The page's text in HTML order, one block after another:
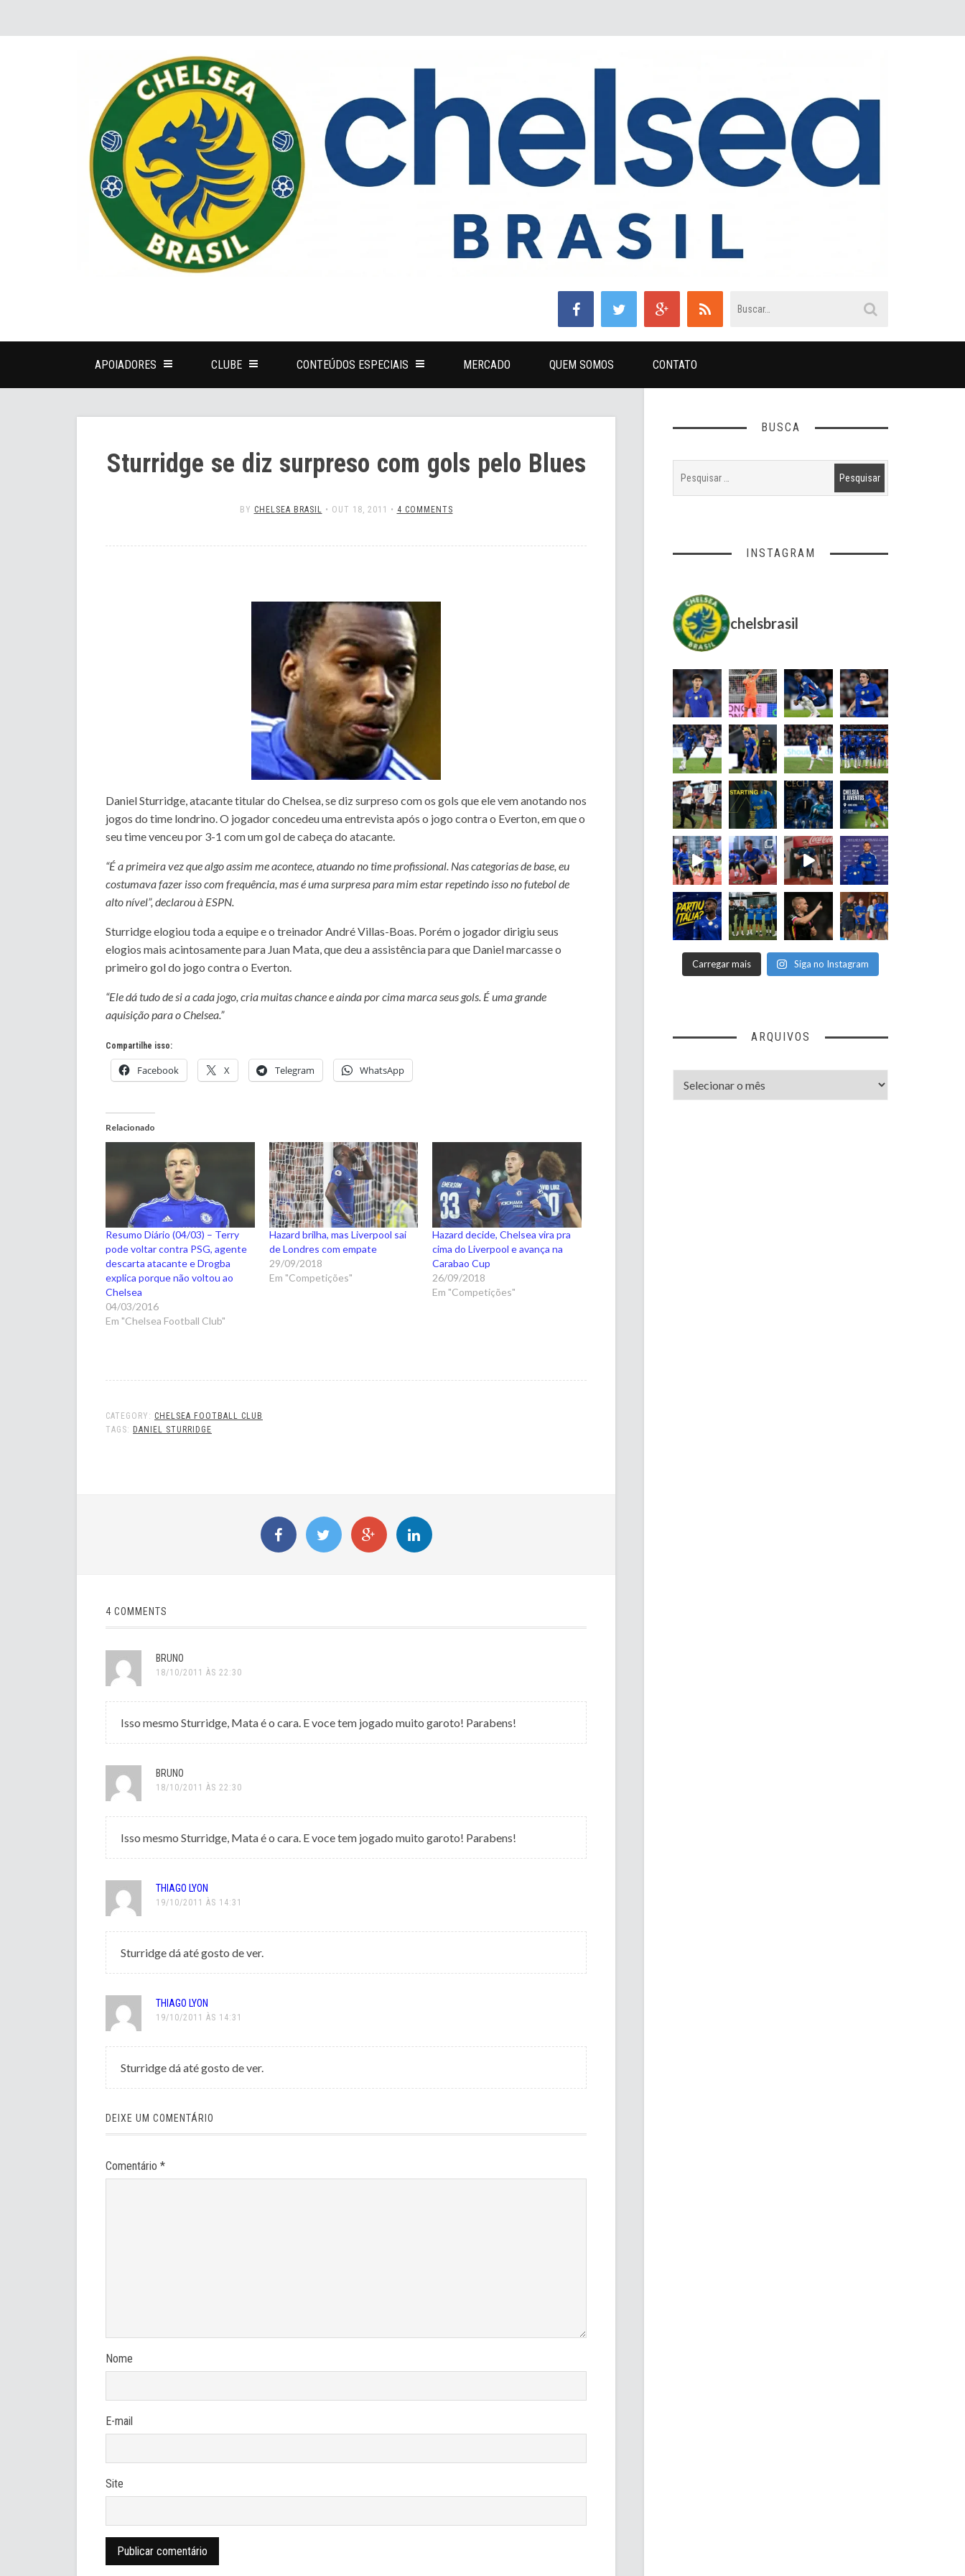
APOIADORES CLUBE CONTEÚDOS ESPECIAIS MERCADO QUEM SOMOS CONTATO
Sturridge se diz surpreso com gols pelo Blues
BY CHELSEA BRASIL • OUT 18, 2011 • 4 COMMENTS
Daniel Sturridge, atacante titular do Chelsea, se diz surpreso com os gols que ele vem anotando nos
jogos do time londrino. O jogador concedeu uma entrevista após o jogo contra o Everton, em que o
seu time venceu por 3-1 com um gol de cabeça do atacante.
“É a primeira vez que algo assim me acontece, atuando no time profissional. Nas categorias de base, eu
costumava fazer isso com frequência, mas é uma surpresa para mim estar repetindo isso no futebol de
alto nível”, declarou à ESPN.
Sturridge elogiou toda a equipe e o treinador André Villas-Boas. Porém o jogador dirigiu seus
elogios mais acintosamente para Juan Mata, que deu a assistência para que Daniel marcasse o
primeiro gol do jogo contra o Everton.
“Ele dá tudo de si a cada jogo, cria muitas chance e ainda por cima marca seus gols. É uma grande
aquisição para o Chelsea.”
Compartilhe isso:
Facebook X Telegram WhatsApp
Relacionado
Resumo Diário (04/03) – Terry
pode voltar contra PSG, agente
descarta atacante e Drogba
explica porque não voltou ao
Chelsea
04/03/2016
Em "Chelsea Football Club"
Hazard brilha, mas Liverpool sai
de Londres com empate
29/09/2018
Em "Competições"
Hazard decide, Chelsea vira pra
cima do Liverpool e avança na
Carabao Cup
26/09/2018
Em "Competições"
CATEGORY: CHELSEA FOOTBALL CLUB
TAGS: DANIEL STURRIDGE
4 COMMENTS
BRUNO
18/10/2011 ÀS 22:30
Isso mesmo Sturridge, Mata é o cara. E voce tem jogado muito garoto! Parabens!
BRUNO
18/10/2011 ÀS 22:30
Isso mesmo Sturridge, Mata é o cara. E voce tem jogado muito garoto! Parabens!
THIAGO LYON
19/10/2011 ÀS 14:31
Sturridge dá até gosto de ver.
THIAGO LYON
19/10/2011 ÀS 14:31
Sturridge dá até gosto de ver.
DEIXE UM COMENTÁRIO
Comentário *
Nome
E-mail
Site
BUSCA
INSTAGRAM
chelsbrasil
Carregar mais Siga no Instagram
ARQUIVOS